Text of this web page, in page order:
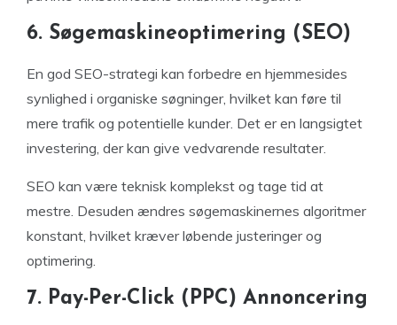
6. Søgemaskineoptimering (SEO)
En god SEO-strategi kan forbedre en hjemmesides
synlighed i organiske søgninger, hvilket kan føre til
mere trafik og potentielle kunder. Det er en langsigtet
investering, der kan give vedvarende resultater.
SEO kan være teknisk komplekst og tage tid at
mestre. Desuden ændres søgemaskinernes algoritmer
konstant, hvilket kræver løbende justeringer og
optimering.
7. Pay-Per-Click (PPC) Annoncering